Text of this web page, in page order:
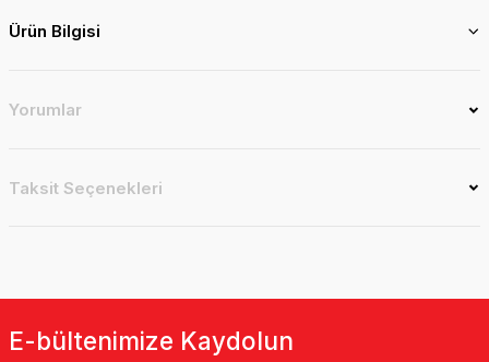
Ürün Bilgisi
Yorumlar
Taksit Seçenekleri
E-bültenimize Kaydolun